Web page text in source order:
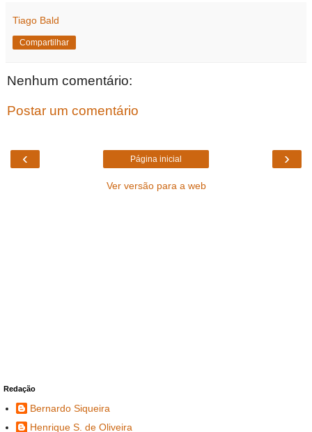
Tiago Bald
Compartilhar
Nenhum comentário:
Postar um comentário
‹ ›
Página inicial
Ver versão para a web
Redação
Bernardo Siqueira
Henrique S. de Oliveira